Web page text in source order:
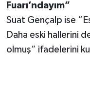
Fuarı’ndayım”
Suat Gençalp ise
Daha eski hallerini
olmuş” ifadelerini